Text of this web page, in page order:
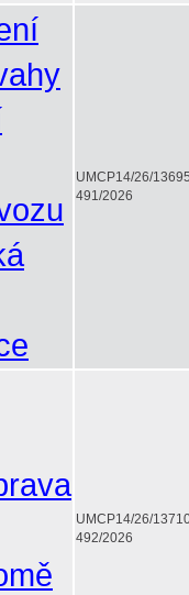
UMCP14/26/
491/2026
UMCP14/26/
492/2026